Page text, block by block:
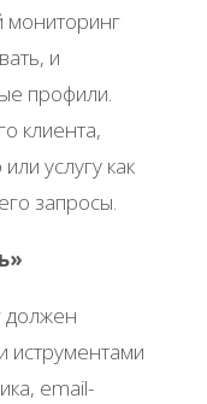
мониторинг
и
профили.
клиента,
услугу как
запросы.
должен
иструментами
email-